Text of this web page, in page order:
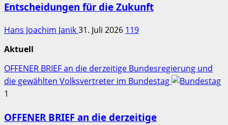
Entscheidungen für die Zukunft
Hans Joachim Janik31. Juli 2026 119
Aktuell
OFFENER BRIEF an die derzeitige Bundesregierung und
die gewählten Volksvertreter im Bundestag
1
OFFENER BRIEF an die derzeitige